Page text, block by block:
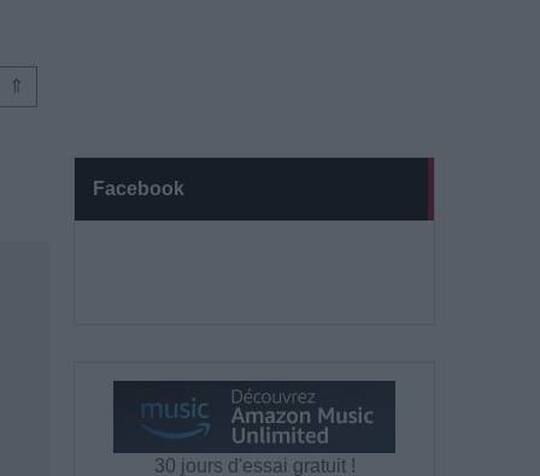
Facebook
30 jours d'essai gratuit !
⇑